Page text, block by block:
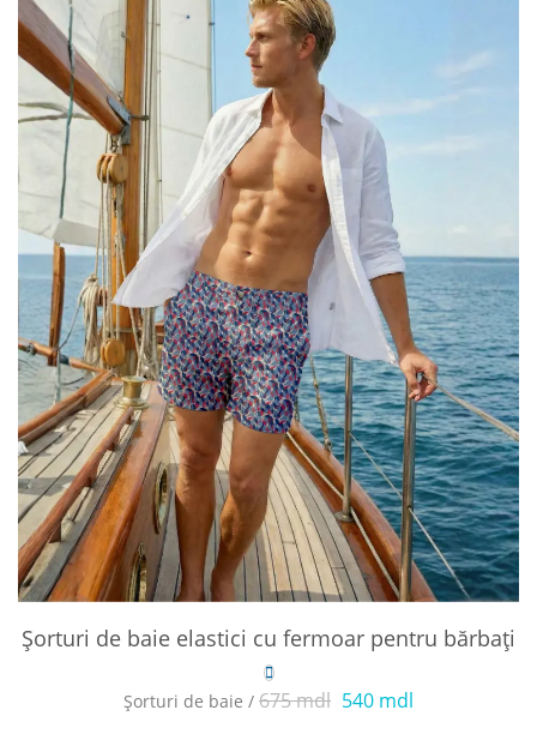
Șorturi de baie elastici cu fermoar pentru bărbați
Șorturi de baie / 675 mdl 540 mdl